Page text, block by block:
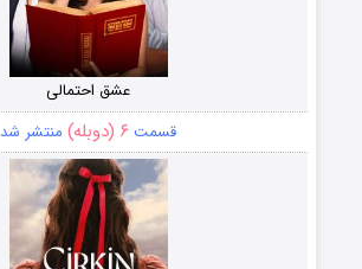
عشق احتمالی
قسمت ۶ (دوبله) منتشر شد